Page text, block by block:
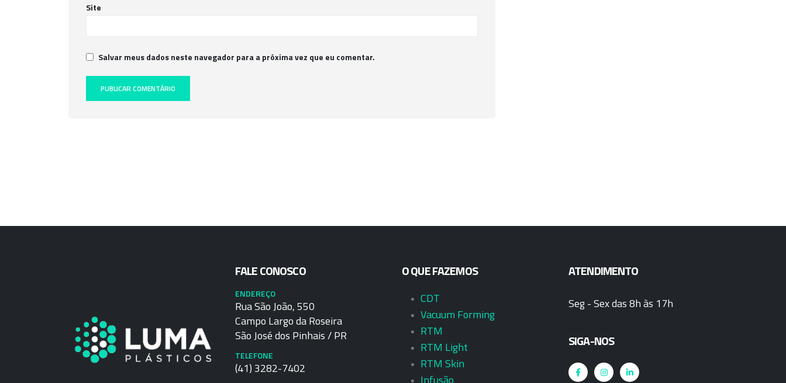
Site
Salvar meus dados neste navegador para a próxima vez que eu comentar.
FALE CONOSCO
ENDEREÇO
Rua São João, 550
Campo Largo da Roseira
São José dos Pinhais / PR
TELEFONE
(41) 3282-7402
O QUE FAZEMOS
CDT
Vacuum Forming
RTM
RTM Light
RTM Skin
ATENDIMENTO
Seg - Sex das 8h às 17h
SIGA-NOS